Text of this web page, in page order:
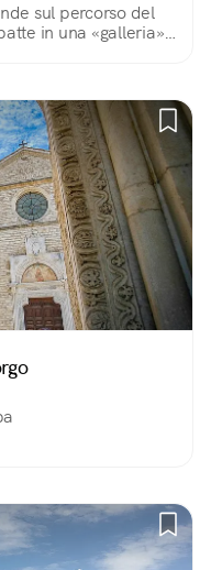
sul percorso del
in una «galleria»